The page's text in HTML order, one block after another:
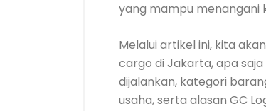
yang mampu menangani
Melalui artikel ini, kita
cargo di Jakarta, apa
dijalankan, kategori
usaha, serta alasan GC